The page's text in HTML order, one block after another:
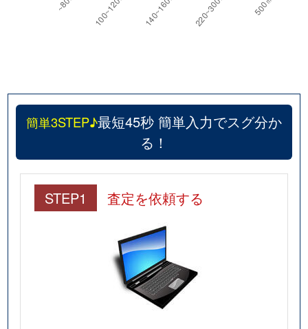
簡単3STEP♪最短45秒 簡単入力でスグ分か
る！
STEP1 査定を依頼する